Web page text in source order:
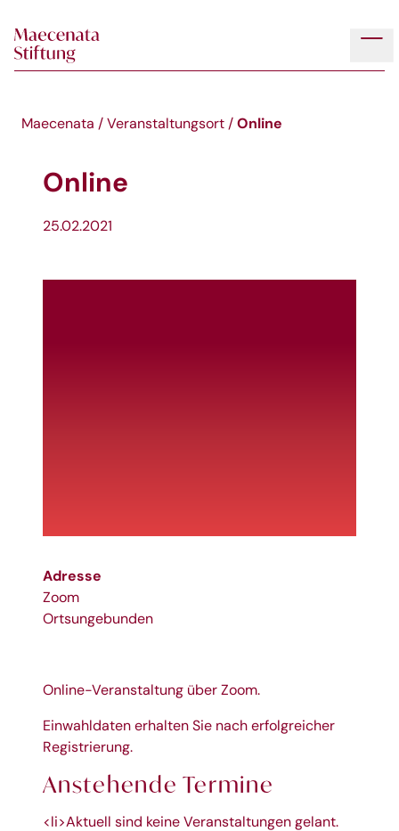
Maecenata / Veranstaltungsort / Online
Online
25.02.2021
Adresse
Zoom
Ortsungebunden
Online-Veranstaltung über Zoom.
Einwahldaten erhalten Sie nach erfolgreicher
Registrierung.
Anstehende Termine
<li>Aktuell sind keine Veranstaltungen gelant.